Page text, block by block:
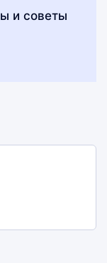
и советы